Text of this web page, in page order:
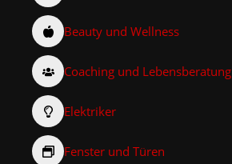
Beauty und Wellness
Coaching und Lebensberatung
Elektriker
Fenster und Türen